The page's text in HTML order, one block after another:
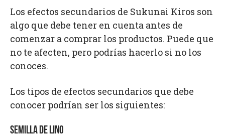
Los efectos secundarios de Sukunai Kiros son
algo que debe tener en cuenta antes de
comenzar a comprar los productos. Puede que
no te afecten, pero podrías hacerlo si no los
conoces.
Los tipos de efectos secundarios que debe
conocer podrían ser los siguientes:
SEMILLA DE LINO